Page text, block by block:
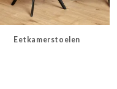
Eetkamerstoelen